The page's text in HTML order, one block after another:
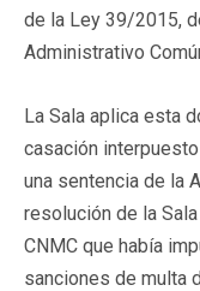
de la Ley 39/2015,
Administrativo
La Sala aplica esta
casación
una sentencia de la
resolución de la
CNMC que había
sanciones de multa